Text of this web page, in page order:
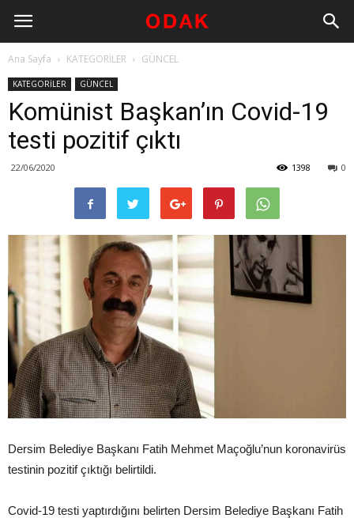
Ana Sayfa KATEGORİLER GÜNCEL
KATEGORİLER GÜNCEL
Komünist Başkan’ın Covid-19
testi pozitif çıktı
22/06/2020 0
1398
Dersim Belediye Başkanı Fatih Mehmet Maçoğlu’nun koronavirüs
testinin pozitif çıktığı belirtildi.
Covid-19 testi yaptırdığını belirten Dersim Belediye Başkanı Fatih